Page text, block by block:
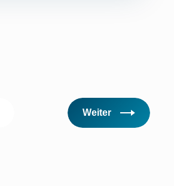
Weiter